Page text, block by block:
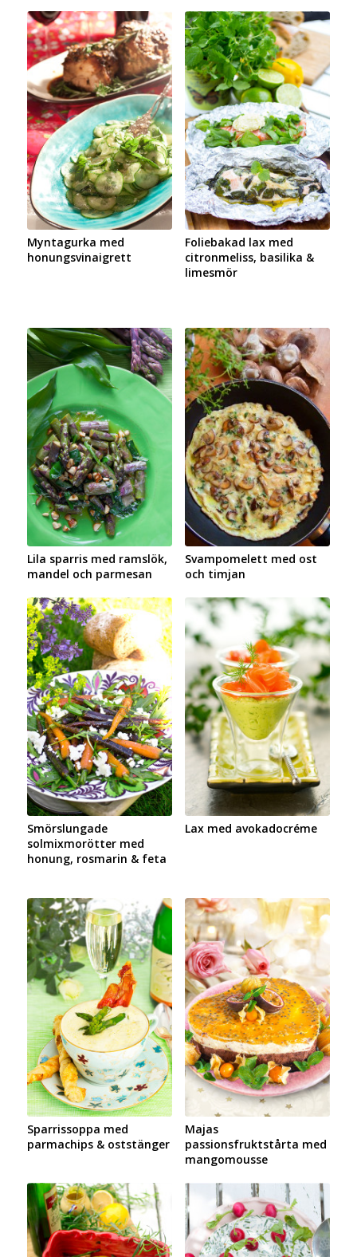
Myntagurka med
honungsvinaigrett
Foliebakad lax med
citronmeliss, basilika &
limesmör
Lila sparris med ramslök,
mandel och parmesan
Svampomelett med ost
och timjan
Smörslungade
solmixmorötter med
honung, rosmarin & feta
Lax med avokadocréme
Sparrissoppa med
parmachips & oststänger
Majas
passionsfruktstårta med
mangomousse